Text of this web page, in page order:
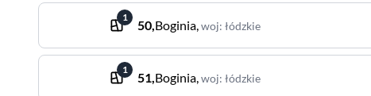
1
50,Boginia,woj: łódzkie
1
51,Boginia,woj: łódzkie